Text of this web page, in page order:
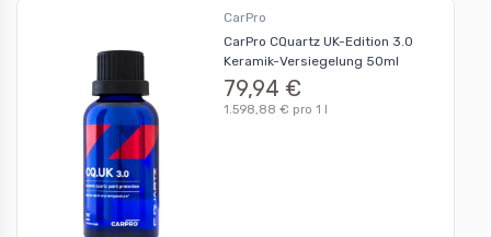
CarPro
CarPro CQuartz UK-Edition 3.0
Keramik-Versiegelung 50ml
79,94 €
1.598,88 € pro 1 l